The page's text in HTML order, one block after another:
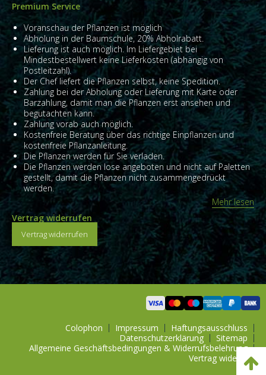
Premium Service
Voranschau der Pflanzen ist möglich
Abholung in der Baumschule, 20% Abholrabatt.
Lieferung ist auch möglich. Im Liefergebiet bei
Mindestbestellwert keine Lieferkosten (abhängig von
Postleitzahl).
Der Chef liefert die Pflanzen selbst, keine Spedition.
Zahlung bei der Abholung oder Lieferung mit Karte oder
Barzahlung, damit man die Pflanzen erst ansehen und
begutachten kann.
Zahlung vorab auch möglich.
Kostenfreie Beratung über das richtige Einpflanzen und
kostenfreie Pflanzanleitung.
Die Pflanzen werden für Sie verladen.
Die Pflanzen werden lose angeboten und nicht auf Paletten
gestellt, damit die Pflanzen nicht zusammengedrückt
werden.
Mehr lesen
Vertrag widerrufen
Vertrag widerrufen
Colophon Impressum
Haftungsausschluss
Datenschutzerklärung
Sitemap
Allgemeine Geschäftsbedingungen & Widerrufsbelehrung
Vertrag widerrufen